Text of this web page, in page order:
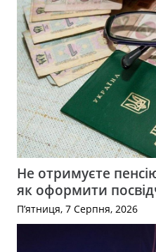
Не отримуєте
як оформити
П’ятниця, 7 Серпня, 2026